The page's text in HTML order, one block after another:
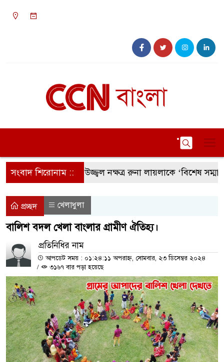
সংবাদ শিরোনাম ::
সংগীতের উজ্জ্বল নক্ষত্র রুনা লায়লাকে ‘বিশেষ সম্মাননা’
প্রচ্ছদ খেলাধুলা
বালিশ বদল খেলা বাংলার গ্রামীণ ঐতিহ্য।
প্রতিনিধির নাম
আপডেট সময় : ০১:২৪:১১ অপরাহ্ন, সোমবার, ২৩ ডিসেম্বর ২০২৪
/
৩১৬৭ বার পড়া হয়েছে